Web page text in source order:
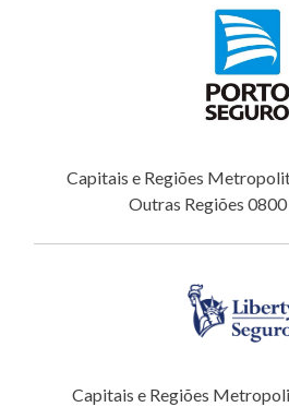
Capitais e Regiões
Outras Regiões
Capitais e Regiões